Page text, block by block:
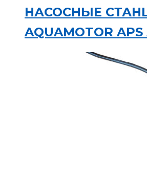
НАСОСНЫЕ
AQUAMOTOR APS